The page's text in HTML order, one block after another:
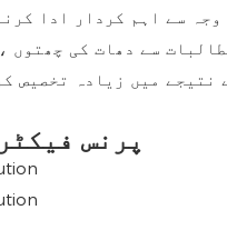
سے اہم کردار ادا
سے دھات کی چھتوں
میں زیادہ تخصیص
پرنس